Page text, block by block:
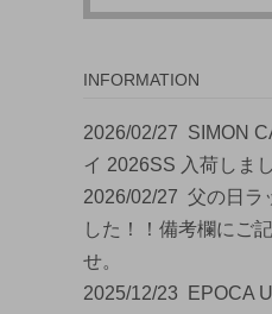
INFORMATION
2026/02/27 SIMON
イ 2026SS 入荷しま
2026/02/27父の日ラ
した！！備考欄にご
せ。
2025/12/23
EPOCA